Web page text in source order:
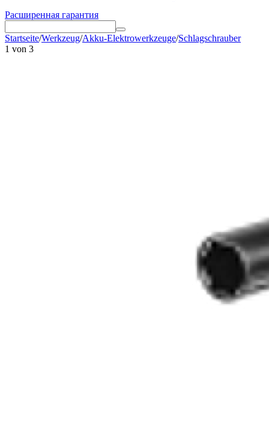
Расширенная гарантия
Startseite/Werkzeug/Akku-Elektrowerkzeuge/Schlagschrauber
1 von 3